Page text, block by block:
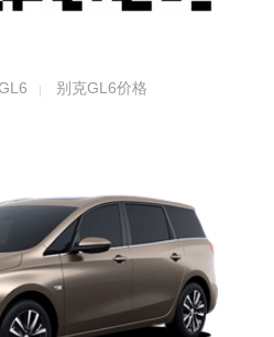
科大讯飞语音系统，支
与情景对话等丰富语
景；手机与车机的生态
载网联方式，2021款别
别克GL6价格